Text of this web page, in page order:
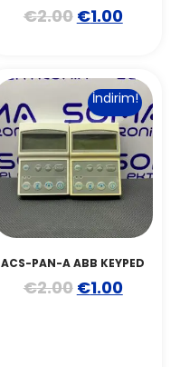
€2.00 €1.00
İndirim!
ACS-PAN-A ABB KEYPED
€2.00 €1.00